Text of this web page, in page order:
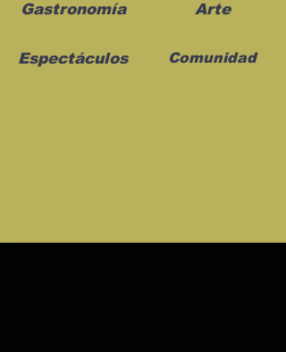
Gastronomía Arte
Espectáculos Comunidad